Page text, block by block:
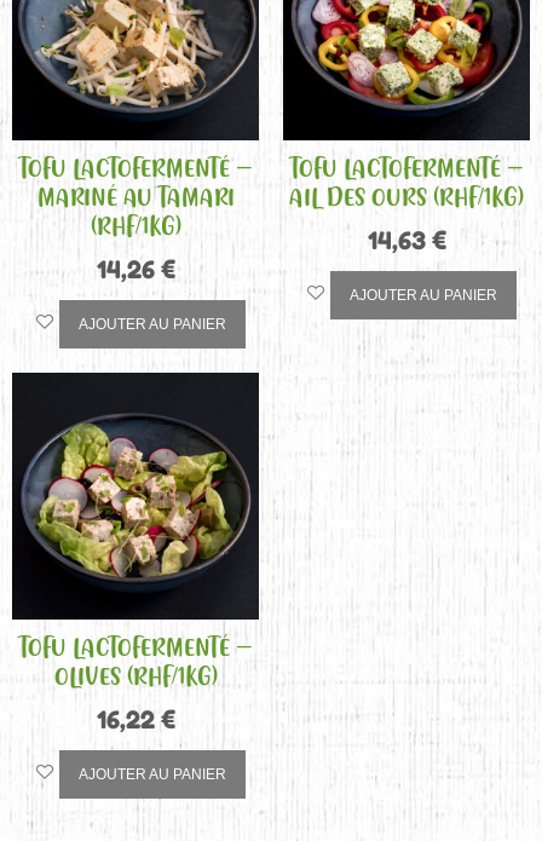
TOFU LACTOFERMENTÉ –
MARINÉ AU TAMARI
(RHF/1KG)
14,26 €
AJOUTER AU PANIER
TOFU LACTOFERMENTÉ –
AIL DES OURS (RHF/1KG)
14,63 €
AJOUTER AU PANIER
TOFU LACTOFERMENTÉ –
OLIVES (RHF/1KG)
16,22€
AJOUTER AU PANIER